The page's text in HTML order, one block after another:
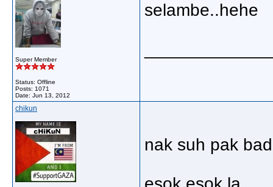
Super Member
Status: Offline
Posts: 1071
Date: Jun 13, 2012
selambe..hehe
chikun
nak suh pak